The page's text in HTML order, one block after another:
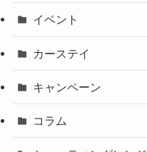
イベント
カーステイ
キャンペーン
コラム